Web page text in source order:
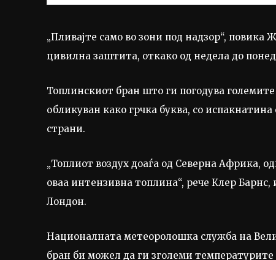
„Пливајте само во зони под надзор“,
цивилна заштита, откако од недела до
Топлинскиот бран што ги погодува
обликуван како грчка буква, со
страни.
„Топлиот воздух доаѓа од Северна Африка,
оваа интензивна топлина“, рече Клер
Лондон.
Националната метеоролошка служба на
бран би можел да ги зголеми температурите